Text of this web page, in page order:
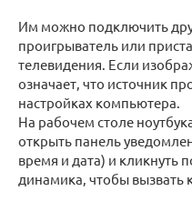
Им можно подключить
проигрыватель или
телевидения. Если
означает, что источник
настройках компьютера.
На рабочем столе
открыть панель
время и дата) и кликнуть
динамика, чтобы вызвать